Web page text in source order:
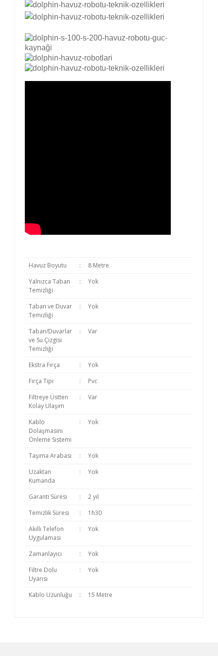
Havuz Boyutu :
8 Metre
Yalnızca Taban
Temizliği
: Yok
Taban ve Duvar
Temizliği
: Yok
Taban/Duvarlar
ve Su Çizgisi
Temizliği
: Var
Ekstra Fırça :
Yok
Fırça Tipi
:
Pvc
Filtreye Üstten
Kolay Ulaşım
: Var
Kablo
Dolaşmasını
Önleme Sistemi
: Yok
Taşıma Arabası :
Yok
Uzaktan
Kumanda
: Yok
Garanti Süresi :
2 yıl
Temizlik Süresi
:
1h30
Akıllı Telefon
Uygulaması
: Yok
Zamanlayıcı :
Yok
Filtre Dolu
Uyarısı
: Yok
Kablo Uzunluğu : 15 Metre